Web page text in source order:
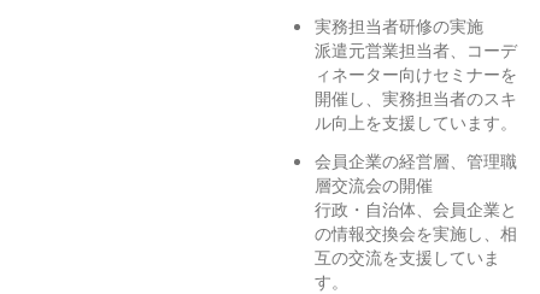
実務担当者研修の実施
派遣元営業担当者、コーデ
ィネーター向けセミナーを
開催し、実務担当者のスキ
ル向上を支援しています。
会員企業の経営層、管理職
層交流会の開催
行政・自治体、会員企業と
の情報交換会を実施し、相
互の交流を支援していま
す。